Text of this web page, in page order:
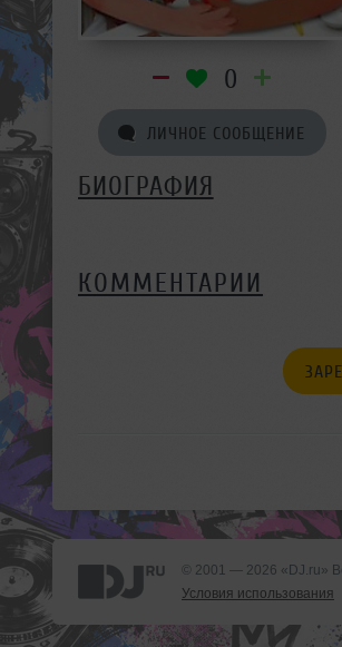
0
ЛИЧНОЕ СООБЩЕНИЕ
БИОГРАФИЯ
КОММЕНТАРИИ
© 2001 — 2026 «DJ.ru»
Условия использования